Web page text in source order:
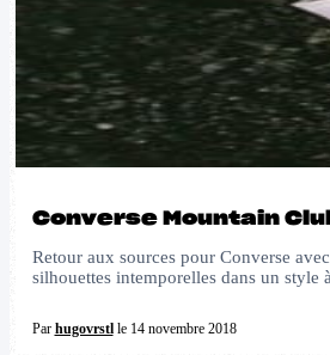
Converse Mountain
Retour aux sources pour Converse
silhouettes intemporelles dans un
Par hugovrstlle 14 novembre 2018